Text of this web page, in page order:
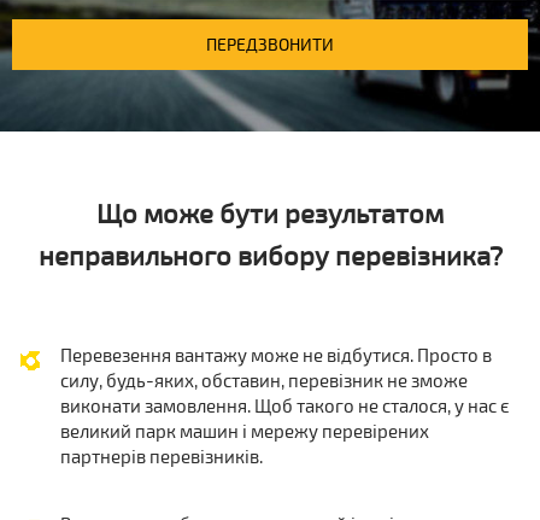
ПЕРЕДЗВОНИТИ
Що може бути результатом
неправильного вибору перевізника?
Перевезення вантажу може не відбутися. Просто в
силу, будь-яких, обставин, перевізник не зможе
виконати замовлення. Щоб такого не сталося, у нас є
великий парк машин і мережу перевірених
партнерів перевізників.